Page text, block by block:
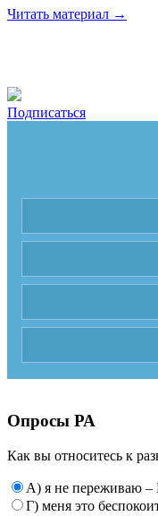
Читать материал →
Подписаться
Опросы РА
Как вы относитесь к
А) я не переживаю –
Г) меня это